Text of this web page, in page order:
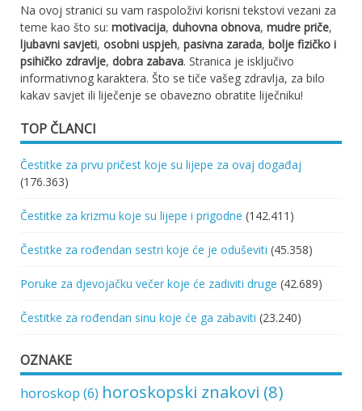
Na ovoj stranici su vam raspoloživi korisni tekstovi vezani za
teme kao što su: motivacija, duhovna obnova, mudre priče,
ljubavni savjeti, osobni uspjeh, pasivna zarada, bolje fizičko i
psihičko zdravlje, dobra zabava. Stranica je isključivo
informativnog karaktera. Što se tiče vašeg zdravlja, za bilo
kakav savjet ili liječenje se obavezno obratite liječniku!
TOP ČLANCI
Čestitke za prvu pričest koje su lijepe za ovaj događaj
(176.363)
Čestitke za krizmu koje su lijepe i prigodne (142.411)
Čestitke za rođendan sestri koje će je oduševiti (45.358)
Poruke za djevojačku večer koje će zadiviti druge (42.689)
Čestitke za rođendan sinu koje će ga zabaviti (23.240)
OZNAKE
horoskop (6) horoskopski znakovi (8)